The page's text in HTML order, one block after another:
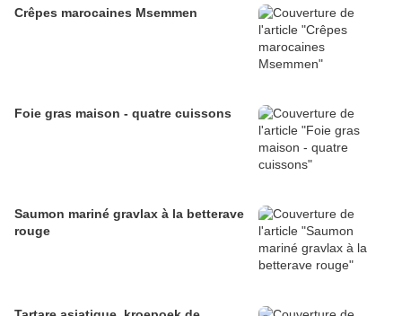
Crêpes marocaines Msemmen
Foie gras maison - quatre cuissons
Saumon mariné gravlax à la betterave
rouge